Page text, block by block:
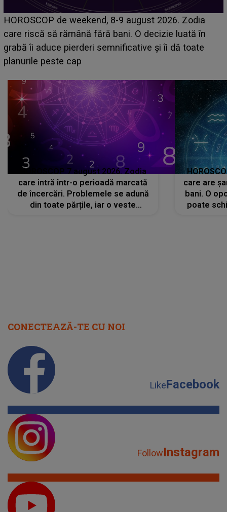
Emanuel a ținut ACEST DETALIU ASCUNS până
acum! În fața Alexandrei, concurentul din Casa Iubirii
face o MĂRTURISIRE NEAȘTEPTATĂ despre mama
sa: "I-am spus și ei în față, eu nu te iubesc pentru
HOROSCOP 7 august 2026. Zodia
care intră într-o perioadă marcată
de încercări. Problemele se adună
din toate părțile, iar o veste
care are
bani. O
poate
CONECTEAZĂ-TE CU NOI
LikeFacebook
FollowInstagram